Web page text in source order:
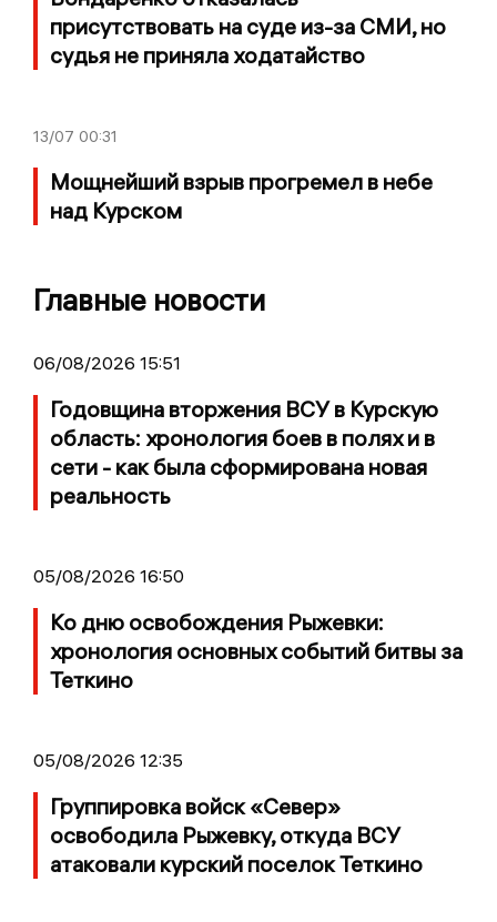
присутствовать на суде из-за СМИ, но
судья не приняла ходатайство
13/07 00:31
Мощнейший взрыв прогремел в небе
над Курском
Главные новости
06/08/2026 15:51
Годовщина вторжения ВСУ в Курскую
область: хронология боев в полях и в
сети - как была сформирована новая
реальность
05/08/2026 16:50
Ко дню освобождения Рыжевки:
хронология основных событий битвы за
Теткино
05/08/2026 12:35
Группировка войск «Север»
освободила Рыжевку, откуда ВСУ
атаковали курский поселок Теткино